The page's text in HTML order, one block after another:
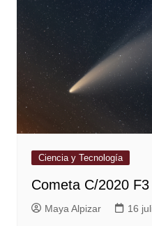
Ciencia y Tecnología
Cometa C/2020
Maya Alpizar 16